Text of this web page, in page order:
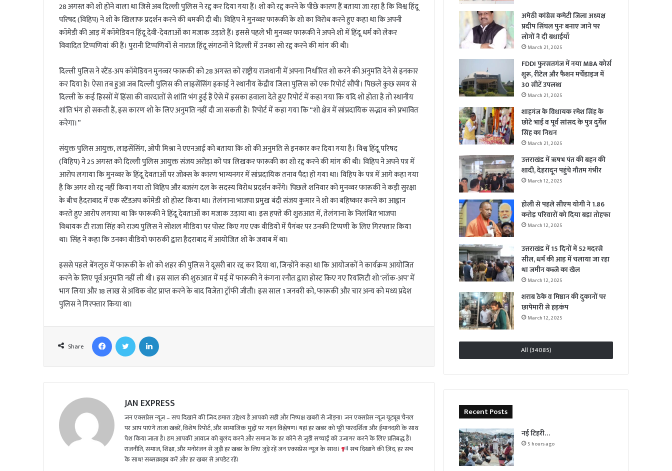
m
a
i
l
28 अगस्त को शो होने वाला था जिसे अब दिल्ली पुलिस ने रद्द कर दिया गया हैं। शो को रद्द करने के पीछे कारण हैं बताया जा रहा है कि विश्व हिंदू
परिषद (विहिप) ने शो के खिलाफ प्रदर्शन करने की धमकी दी थी। विहिप ने मुनव्वर फारूकी के शो का विरोध करने हुए कहा था कि अपनी
कॉमेडी की आड़ में कॉमेडियन हिंदू देवी-देवताओं का मजाक उड़ाते हैं। इससे पहले भी मुनव्वर फारूकी ने अपने शो में हिंदू धर्म को लेकर
विवादित टिप्पणियां की हैं। पुरानी टिप्पणियों से नाराज हिंदू संगठनों ने दिल्ली में उनका सो रद्द करने की मांग की थी।
दिल्ली पुलिस ने स्टैंड-अप कॉमेडियन मुनव्वर फारूकी को 28 अगस्त को राष्ट्रीय राजधानी में अपना निर्धारित शो करने की अनुमति देने से इनकार
कर दिया है। ऐसा तब हुआ जब दिल्ली पुलिस की लाइसेंसिंग इकाई ने स्थानीय केंद्रीय जिला पुलिस को एक रिपोर्ट सौंपी। पिछले कुछ समय से
दिल्ली के कई हिस्सों में हिंसा की वारदातों से शांति भंग हुई हैं ऐसे में इसका हवाला देते हुए रिपोर्ट में कहा गया कि यदि शो होता है तो स्थानीय
शांति भंग हो सकती हैं, इस कारण शो के लिए अनुमति नहीं दी जा सकती हैं। रिपोर्ट में कहा गया कि “शो क्षेत्र में सांप्रदायिक सद्भाव को प्रभावित
करेगा।”
संयुक्त पुलिस आयुक्त, लाइसेंसिंग, ओपी मिश्रा ने एएनआई को बताया कि शो की अनुमति से इनकार कर दिया गया है। विश्व हिंदू परिषद
(विहिप) ने 25 अगस्त को दिल्ली पुलिस आयुक्त संजय अरोड़ा को पत्र लिखकर फारूकी का शो रद्द करने की मांग की थी। विहिप ने अपने पत्र में
आरोप लगाया कि मुनव्वर के हिंदू देवताओं पर जोक्स के कारण भाग्यनगर में सांप्रदायिक तनाव पैदा हो गया था। विहिप के पत्र में आगे कहा गया
है कि अगर शो रद्द नहीं किया गया तो विहिप और बजरंग दल के सदस्य विरोध प्रदर्शन करेंगे। पिछले शनिवार को मुनव्वर फारूकी ने कड़ी सुरक्षा
के बीच हैदराबाद में एक स्टैंडअप कॉमेडी शो होस्ट किया था। तेलंगाना भाजपा प्रमुख बंदी संजय कुमार ने शो का बहिष्कार करने का आह्वान
करते हुए आरोप लगाया था कि फारूकी ने हिंदू देवताओं का मजाक उड़ाया था। इस हफ्ते की शुरुआत में, तेलंगाना के निलंबित भाजपा
विधायक टी राजा सिंह को राज्य पुलिस ने सोशल मीडिया पर पोस्ट किए गए एक वीडियो में पैगंबर पर उनकी टिप्पणी के लिए गिरफ्तार किया
था। सिंह ने कहा कि उनका वीडियो फारुकी द्वारा हैदराबाद में आयोजित शो के जवाब में था।
इससे पहले बेंगलुरु में फारूकी के शो को शहर की पुलिस ने दूसरी बार रद्द कर दिया था, जिन्होंने कहा था कि आयोजकों ने कार्यक्रम आयोजित
करने के लिए पूर्व अनुमति नहीं ली थी। इस साल की शुरुआत में मई में फारूकी ने कंगना रनौत द्वारा होस्ट किए गए रियलिटी शो ‘लॉक-अप’ में
भाग लिया और 18 लाख से अधिक वोट प्राप्त करने के बाद विजेता ट्रॉफी जीती। इस साल 1 जनवरी को, फारूकी और चार अन्य को मध्य प्रदेश
पुलिस ने गिरफ्तार किया था।
Share
JAN EXPRESS
जन एक्सप्रेस न्यूज़ – सच दिखाने की ज़िद हमारा उद्देश्य है आपको सही और निष्पक्ष खबरों से जोड़ना। जन एक्सप्रेस न्यूज़ यूट्यूब चैनल
पर आप पाएंगे ताजा खबरें, विशेष रिपोर्ट, और सामाजिक मुद्दों पर गहन विश्लेषण। यहां हर खबर को पूरी पारदर्शिता और ईमानदारी के साथ
पेश किया जाता है। हम आपकी आवाज़ को बुलंद करने और समाज के हर कोने से जुड़ी सच्चाई को उजागर करने के लिए प्रतिबद्ध हैं।
राजनीति, समाज, शिक्षा, और मनोरंजन से जुड़ी हर खबर के लिए जुड़े रहें जन एक्सप्रेस न्यूज़ के साथ।
सच दिखाने की ज़िद, हर सच
के साथ! सब्सक्राइब करें और हर खबर से अपडेट रहें।
अमेठी कांग्रेस कमेटी जिला अध्यक्ष
प्रदीप सिंघल पुनः बनाए जाने पर
लोगों ने दी बधाईयाँ
March 21, 2025
FDDI फुरसतगंज में नया MBA कोर्स
शुरू, रीटेल और फैशन मर्चेंडाइज में
30 सीटें उपलब्ध
March 21, 2025
शाहगंज के विधायक रमेश सिंह के
छोटे भाई व पूर्व सांसद के पुत्र दुर्गेश
सिंह का निधन
March 21, 2025
उत्तराखंड में ऋषभ पंत की बहन की
शादी, देहरादून पहुंचे गौतम गंभीर
March 12, 2025
होली से पहले सीएम योगी ने 1.86
करोड़ परिवारों को दिया बड़ा तोहफा
March 12, 2025
उत्तराखंड में 15 दिनों में 52 मदरसे
सील, धर्म की आड़ में चलाया जा रहा
था जमीन कब्जे का खेल
March 12, 2025
शराब ठेके व मिष्ठान की दुकानों पर
छापेमारी से हड़कंप
March 12, 2025
All (34085)
Recent Posts
नई टिहरी…
5 hours ago